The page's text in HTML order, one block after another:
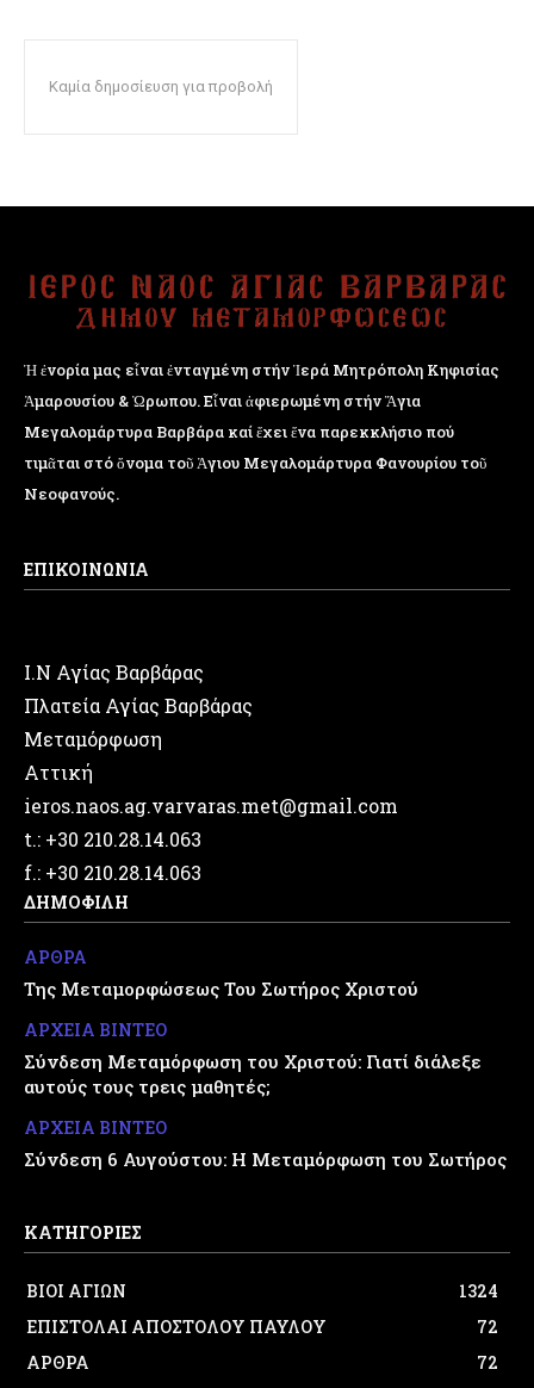
Καμία δημοσίευση για προβολή
Ἡ ἐνορία μας εἶναι ἐνταγμένη στήν Ἱερά Μητρόπολη Κηφισίας
Ἁμαρουσίου & Ὠρωπου. Εἶναι ἀφιερωμένη στήν Ἅγια
Μεγαλομάρτυρα Βαρβάρα καί ἔχει ἕνα παρεκκλήσιο πού
τιμᾶται στό ὄνομα τοῦ Ἁγιου Μεγαλομάρτυρα Φανουρίου τοῦ
Νεοφανούς.
ΕΠΙΚΟΙΝΩΝΙΑ
Ι.Ν Αγίας Βαρβάρας
Πλατεία Αγίας Βαρβάρας
Μεταμόρφωση
Αττική
ieros.naos.ag.varvaras.met@gmail.com
t.: +30 210.28.14.063
f.: +30 210.28.14.063
ΔΗΜΟΦΙΛΗ
ΑΡΘΡΑ
Της Μεταμορφώσεως Του Σωτήρος Χριστού
ΑΡΧΕΙΑ ΒΙΝΤΕΟ
Σύνδεση Μεταμόρφωση του Χριστού: Γιατί διάλεξε
αυτούς τους τρεις μαθητές;
ΑΡΧΕΙΑ ΒΙΝΤΕΟ
Σύνδεση 6 Αυγούστου: Η Μεταμόρφωση του Σωτήρος
ΚΑΤΗΓΟΡΙΕΣ
ΒΙΟΙ ΑΓΙΩΝ
1324
ΕΠΙΣΤΟΛΑΙ ΑΠΟΣΤΟΛΟΥ ΠΑΥΛΟΥ
72
ΑΡΘΡΑ
72